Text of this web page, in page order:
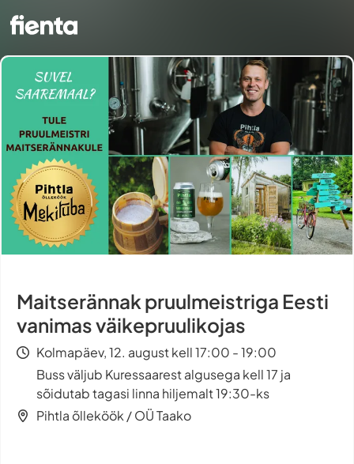
Maitserännak pruulmeistriga Eesti
vanimas väikepruulikojas
Kolmapäev, 12. august kell 17:00 - 19:00
Buss väljub Kuressaarest algusega kell 17 ja
sõidutab tagasi linna hiljemalt 19:30-ks
Pihtla õlleköök / OÜ Taako